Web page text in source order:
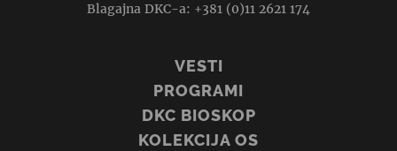
Blagajna DKC-a: +381 (0)11 2621 174
VESTI
PROGRAMI
DKC BIOSKOP
KOLEKCIJA OS